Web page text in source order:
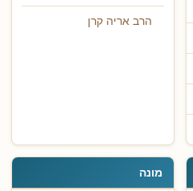
הרב אריה קרן
מונה